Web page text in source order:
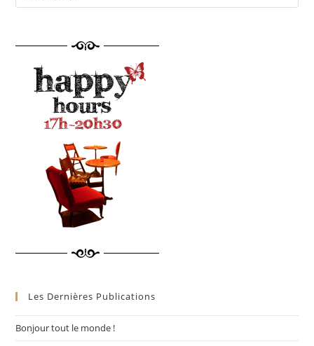
Les Dernières Publications
Bonjour tout le monde !